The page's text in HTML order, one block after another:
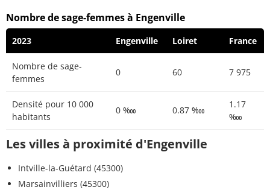
Nombre de sage-femmes à Engenville
2023 Engenville Loiret France
Nombre de sage-
femmes
0 60 7 975
Densité pour 10 000
habitants
0 ‱ 0.87 ‱
1.17
‱
Les villes à proximité d'Engenville
Intville-la-Guétard (45300)
Marsainvilliers (45300)